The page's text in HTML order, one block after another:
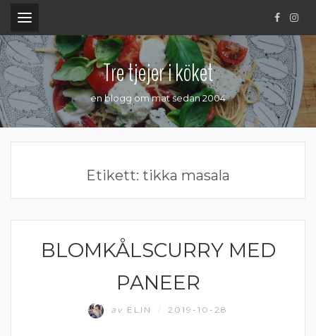
.
Tre tjejer i köket
en blogg om mat sedan 2004
Etikett: tikka masala
VEGETARISK MIDDAG
BLOMKÅLSCURRY MED
PANEER
av ELIN 2019-10-28